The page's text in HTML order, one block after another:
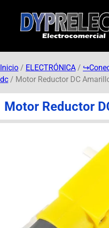
Inicio / ELECTRÓNICA /
dc / Motor Reductor DC
Motor Reductor